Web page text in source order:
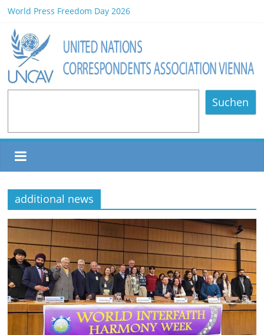
World Press Freedom Day 2026
Environmental Protection/Art Exhibition Held in UNOV
Africa Day 2026 A Continent of Strength, Diversity, and Future
Opportunities
NOMINATED PARTICIPANTS – Vienna, 20.06.2026
80 Years of Diplomatic Relations between Austria and the
Suchen
additional news